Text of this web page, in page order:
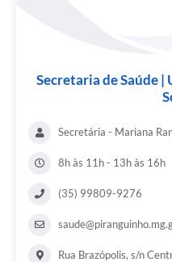
Secretaria de Saúde |
Secretária - Mariana
8h às 11h - 13h às 16h
(35) 99809-9276
Rua Brazópolis, s/n